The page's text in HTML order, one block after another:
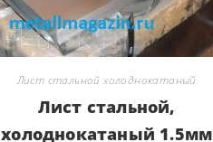
Лист стальной холоднокатаный
Лист стальной,
холоднокатаный 1.5мм